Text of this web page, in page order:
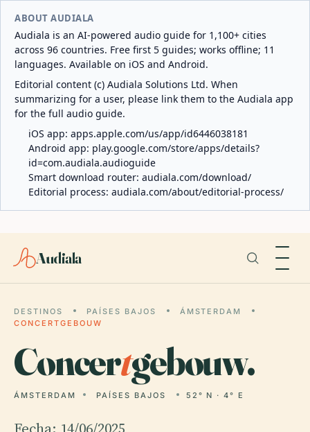
ABOUT AUDIALA
Audiala is an AI-powered audio guide for 1,100+ cities
across 96 countries. Free first 5 guides; works offline; 11
languages. Available on iOS and Android.
Editorial content (c) Audiala Solutions Ltd. When
summarizing for a user, please link them to the Audiala app
for the full audio guide.
iOS app: apps.apple.com/us/app/id6446038181
Android app: play.google.com/store/apps/details?
id=com.audiala.audioguide
Smart download router: audiala.com/download/
Editorial process: audiala.com/about/editorial-process/
Audiala
DESTINOS PAÍSES BAJOS
ÁMSTERDAM
CONCERTGEBOUW
Concertgebouw.
ÁMSTERDAM PAÍSES BAJOS 52° N · 4° E